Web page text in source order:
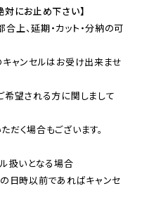
対にお止め下さい】
上、延期・カット・分納の可
キャンセルはお受け出来ませ
希望される方に関しまして
く場合もございます。
扱いとなる場合
日時以前であればキャンセ